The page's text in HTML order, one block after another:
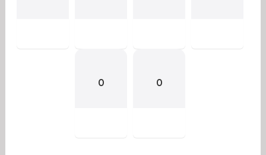
0 0